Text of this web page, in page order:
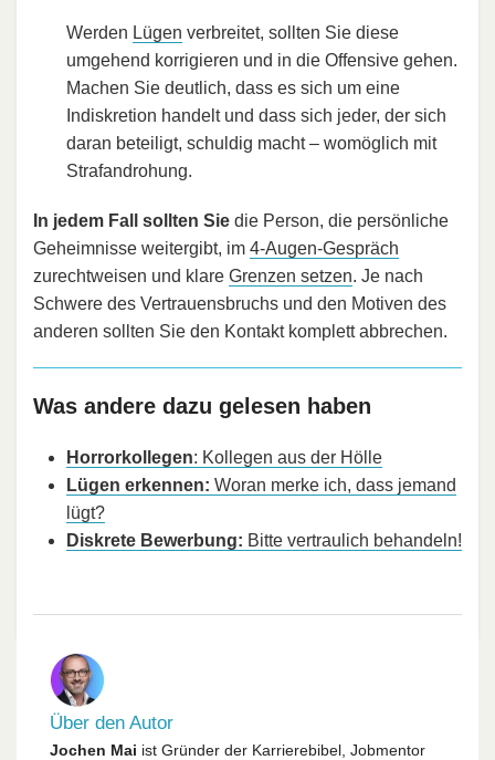
Werden Lügen verbreitet, sollten Sie diese
umgehend korrigieren und in die Offensive gehen.
Machen Sie deutlich, dass es sich um eine
Indiskretion handelt und dass sich jeder, der sich
daran beteiligt, schuldig macht – womöglich mit
Strafandrohung.
In jedem Fall sollten Sie die Person, die persönliche
Geheimnisse weitergibt, im 4-Augen-Gespräch
zurechtweisen und klare Grenzen setzen. Je nach
Schwere des Vertrauensbruchs und den Motiven des
anderen sollten Sie den Kontakt komplett abbrechen.
Was andere dazu gelesen haben
Horrorkollegen: Kollegen aus der Hölle
Lügen erkennen: Woran merke ich, dass jemand
lügt?
Diskrete Bewerbung: Bitte vertraulich behandeln!
Über den Autor
Jochen Mai ist Gründer der Karrierebibel, Jobmentor